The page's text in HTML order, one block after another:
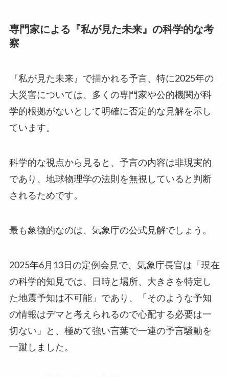
専門家による『私が見た未来』の科学的な考
察
『私が見た未来』で描かれる予言、特に2025年の
大災害については、多くの専門家や公的機関が科
学的根拠がないとして明確に否定的な見解を示し
ています。
科学的な視点から見ると、予言の内容は非現実的
であり、地球物理学の法則を無視していると判断
されるためです。
最も象徴的なのは、気象庁の公式見解でしょう。
2025年6月13日の定例会見で、気象庁長官は「現在
の科学的知見では、日時と場所、大きさを特定し
た地震予知は不可能」であり、「そのような予知
の情報はデマと考えられるので心配する必要は一
切ない」と、極めて強い言葉で一連の予言騒動を
一蹴しました。